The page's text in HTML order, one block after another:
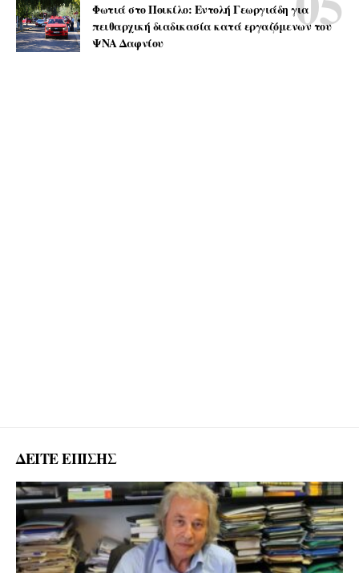
Φωτιά στο Ποικίλο: Εντολή Γεωργιάδη για
πειθαρχική διαδικασία κατά εργαζόμενων του
ΨΝΑ Δαφνίου
ΔΕΙΤΕ ΕΠΙΣΗΣ